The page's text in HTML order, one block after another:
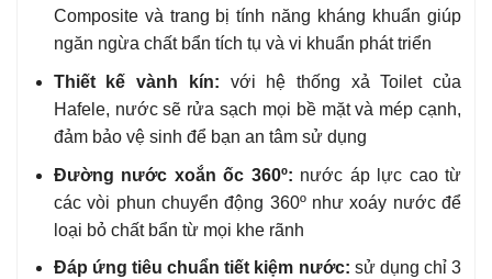
Composite và trang bị tính năng kháng khuẩn giúp
ngăn ngừa chất bẩn tích tụ và vi khuẩn phát triển
Thiết kế vành kín: với hệ thống xả Toilet của
Hafele, nước sẽ rửa sạch mọi bề mặt và mép cạnh,
đảm bảo vệ sinh để bạn an tâm sử dụng
Đường nước xoắn ốc 360º: nước áp lực cao từ
các vòi phun chuyển động 360º như xoáy nước để
loại bỏ chất bẩn từ mọi khe rãnh
Đáp ứng tiêu chuẩn tiết kiệm nước: sử dụng chỉ 3